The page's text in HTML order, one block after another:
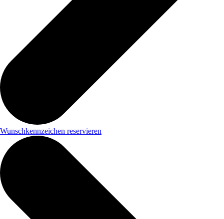
Wunschkennzeichen reservieren